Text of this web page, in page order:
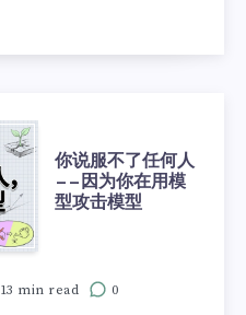
你说服不了任何人
——因为你在用模
型攻击模型
13 min read 0